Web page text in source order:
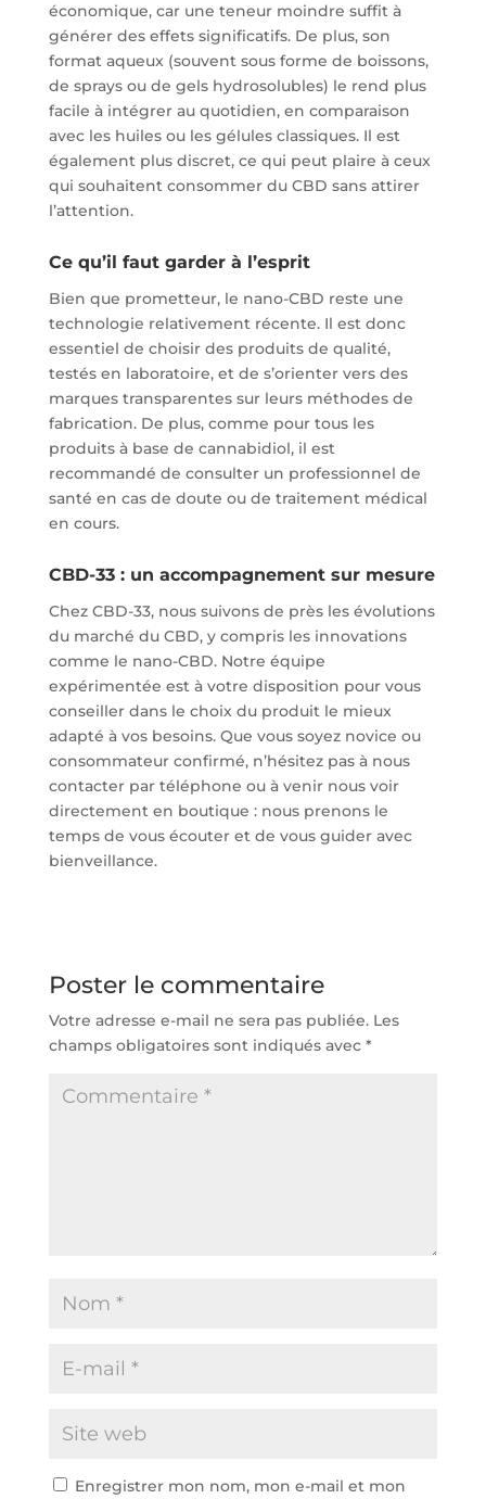
économique, car une teneur moindre suffit à
générer des effets significatifs. De plus, son
format aqueux (souvent sous forme de boissons,
de sprays ou de gels hydrosolubles) le rend plus
facile à intégrer au quotidien, en comparaison
avec les huiles ou les gélules classiques. Il est
également plus discret, ce qui peut plaire à ceux
qui souhaitent consommer du CBD sans attirer
l’attention.
Ce qu’il faut garder à l’esprit
Bien que prometteur, le nano-CBD reste une
technologie relativement récente. Il est donc
essentiel de choisir des produits de qualité,
testés en laboratoire, et de s’orienter vers des
marques transparentes sur leurs méthodes de
fabrication. De plus, comme pour tous les
produits à base de cannabidiol, il est
recommandé de consulter un professionnel de
santé en cas de doute ou de traitement médical
en cours.
CBD-33 : un accompagnement sur mesure
Chez CBD-33, nous suivons de près les évolutions
du marché du CBD, y compris les innovations
comme le nano-CBD. Notre équipe
expérimentée est à votre disposition pour vous
conseiller dans le choix du produit le mieux
adapté à vos besoins. Que vous soyez novice ou
consommateur confirmé, n’hésitez pas à nous
contacter par téléphone ou à venir nous voir
directement en boutique : nous prenons le
temps de vous écouter et de vous guider avec
bienveillance.
Poster le commentaire
Votre adresse e-mail ne sera pas publiée. Les
champs obligatoires sont indiqués avec *
Enregistrer mon nom, mon e-mail et mon